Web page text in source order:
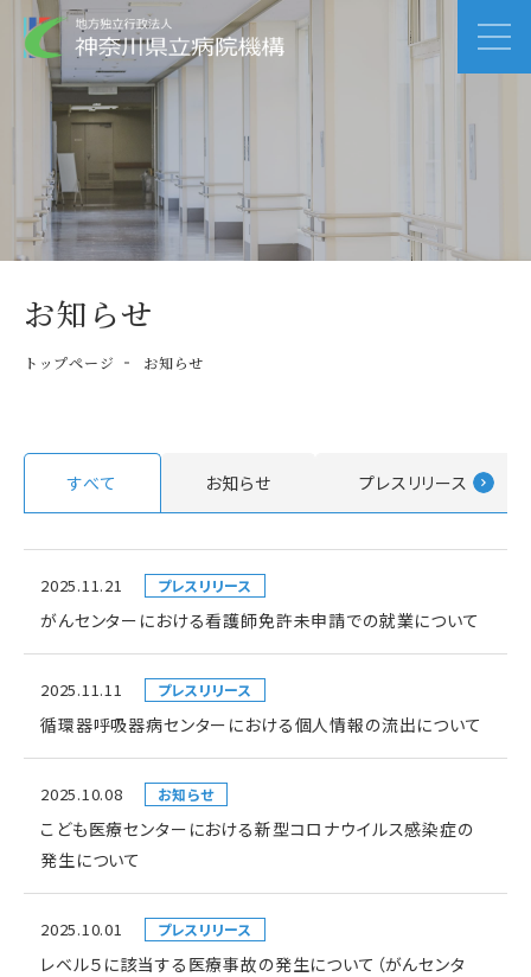
お知らせ
トップページ お知らせ
すべて お知らせ プレスリリース
2025.11.21 プレスリリース
がんセンターにおける看護師免許未申請での就業について
2025.11.11 プレスリリース
循環器呼吸器病センターにおける個人情報の流出について
2025.10.08 お知らせ
こども医療センターにおける新型コロナウイルス感染症の
発生について
2025.10.01 プレスリリース
レベル５に該当する医療事故の発生について（がんセンタ